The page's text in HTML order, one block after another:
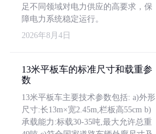
足不同领域对电力供应的高要求，保
障电力系统稳定运行。
2026年8月4日
13米平板车的标准尺寸和载重参
数
13米平板车主要技术参数包括: a)外形
尺寸:长13m×宽2.45m,栏板高55cm b)
承载能力:标载30-35吨,最大允许总重